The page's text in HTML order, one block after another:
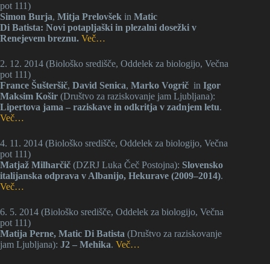
pot 111)
Simon Burja, Mitja Prelovšek in Matic
Di Batista: Novi potapljaški in plezalni dosežki v
Renejevem breznu. Več…
2. 12. 2014 (Biološko središče, Oddelek za biologijo, Večna
pot 111)
France Šušteršič, David Senica, Marko Vogrič in Igor
Maksim Košir (Društvo za raziskovanje jam Ljubljana):
Lipertova jama – raziskave in odkritja v zadnjem letu.
Več…
4. 11. 2014 (Biološko središče, Oddelek za biologijo, Večna
pot 111)
Matjaž Milharčič (DZRJ Luka Čeč Postojna): Slovensko
italijanska odprava v Albanijo, Hekurave (2009–2014).
Več…
6. 5. 2014 (Biološko središče, Oddelek za biologijo, Večna
pot 111)
Matija Perne, Matic Di Batista (Društvo za raziskovanje
jam Ljubljana): J2 – Mehika. Več…